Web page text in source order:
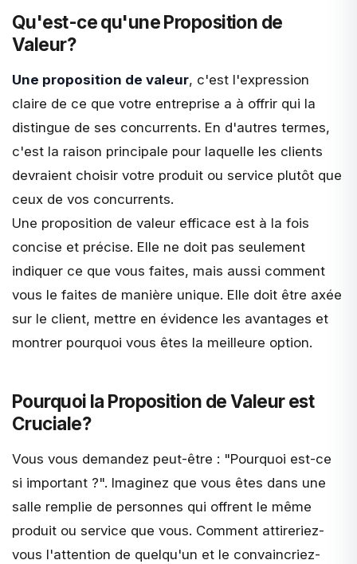
Qu'est-ce qu'une Proposition de
Valeur?
Une proposition de valeur, c'est l'expression
claire de ce que votre entreprise a à offrir qui la
distingue de ses concurrents. En d'autres termes,
c'est la raison principale pour laquelle les clients
devraient choisir votre produit ou service plutôt que
ceux de vos concurrents.
Une proposition de valeur efficace est à la fois
concise et précise. Elle ne doit pas seulement
indiquer ce que vous faites, mais aussi comment
vous le faites de manière unique. Elle doit être axée
sur le client, mettre en évidence les avantages et
montrer pourquoi vous êtes la meilleure option.
Pourquoi la Proposition de Valeur est
Cruciale?
Vous vous demandez peut-être : "Pourquoi est-ce
si important ?". Imaginez que vous êtes dans une
salle remplie de personnes qui offrent le même
produit ou service que vous. Comment attireriez-
vous l'attention de quelqu'un et le convaincriez-